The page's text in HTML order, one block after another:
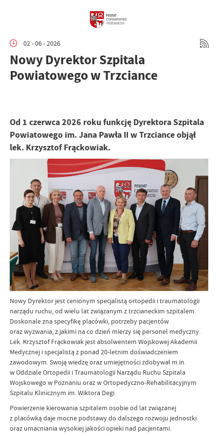
02 - 06 - 2026
Nowy Dyrektor Szpitala
Powiatowego w Trzciance
Od 1 czerwca 2026 roku funkcję Dyrektora Szpitala
Powiatowego im. Jana Pawła II w Trzciance objął
lek. Krzysztof Frąckowiak.
Nowy Dyrektor jest cenionym specjalistą ortopedii i traumatologii
narządu ruchu, od wielu lat związanym z trzcianeckim szpitalem.
Doskonale zna specyfikę placówki, potrzeby pacjentów
oraz wyzwania, z jakimi na co dzień mierzy się personel medyczny.
Lek. Krzysztof Frąckowiak jest absolwentem Wojskowej Akademii
Medycznej i specjalistą z ponad 20-letnim doświadczeniem
zawodowym. Swoją wiedzę oraz umiejętności zdobywał m.in.
w Oddziale Ortopedii i Traumatologii Narządu Ruchu Szpitala
Wojskowego w Poznaniu oraz w Ortopedyczno-Rehabilitacyjnym
Szpitalu Klinicznym im. Wiktora Degi.
Powierzenie kierowania szpitalem osobie od lat związanej
z placówką daje mocne podstawy do dalszego rozwoju jednostki
oraz umacniania wysokiej jakości opieki nad pacjentami.